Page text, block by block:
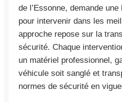
de l’Essonne, demande
pour intervenir dans les
approche repose sur la
sécurité. Chaque
un matériel professionnel,
véhicule soit sanglé et
normes de sécurité en